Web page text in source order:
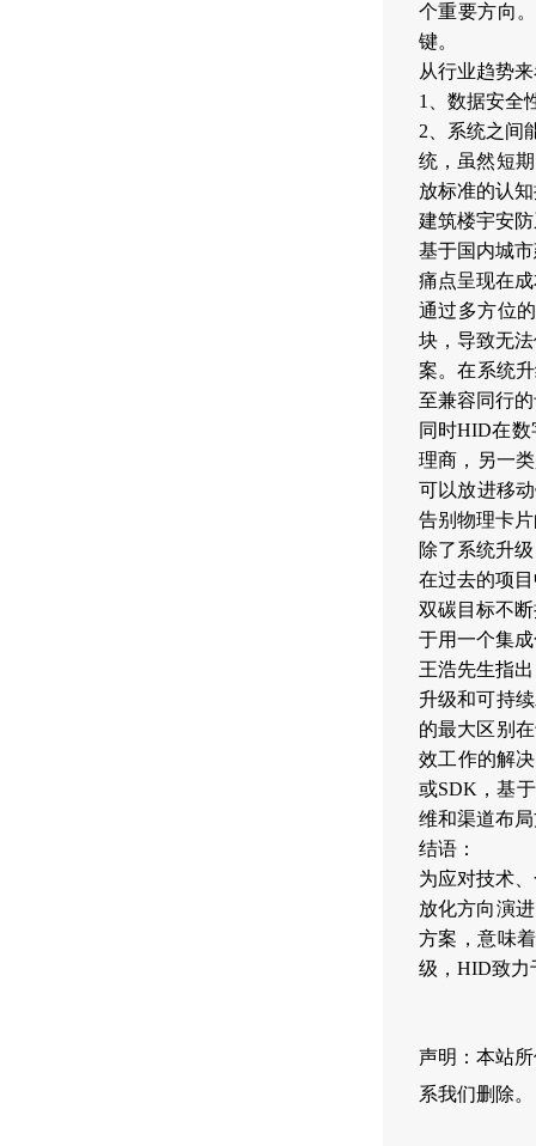
个重要方向
键。
从行业趋势
1、数据安全
2、系统之间
统，虽然短
放标准的认
建筑楼宇安
基于国内城
痛点呈现在
通过多方位
块，导致无
案。在系统
至兼容同行
同时HID在
理商，另一
可以放进移
告别物理卡
除了系统升
在过去的项
双碳目标不
于用一个集
王浩先生指
升级和可持
的最大区别
效工作的解
或SDK，基
维和渠道布
结语：
为应对技术
放化方向演
方案，意味
级，HID致力
声明：本站
系我们删除。